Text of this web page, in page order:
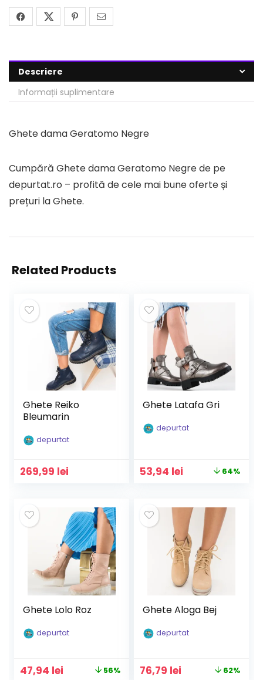
Descriere
Informații suplimentare
Ghete dama Geratomo Negre
Cumpără Ghete dama Geratomo Negre de pe
depurtat.ro – profită de cele mai bune oferte și
prețuri la Ghete.
Related Products
Ghete Reiko
Bleumarin
depurtat
269,99 lei
Ghete Latafa Gri
depurtat
Prețul
fost:
149,90 lei.
53,94 lei Prețul
53,94 lei.
64%
Ghete Lolo Roz
depurtat
Prețul
47,94 lei 56%
Ghete Aloga Bej
depurtat
Prețul
76,79 lei 62%